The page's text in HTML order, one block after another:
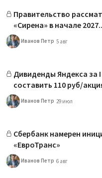
Правительство
«Сирена» в начале
Иванов Петр 5 авг
Дивиденды Яндекса за I
составить 110 руб/
Иванов Петр 29 июл
Сбербанк намерен
«ЕвроТранс»
Иванов Петр 6 авг